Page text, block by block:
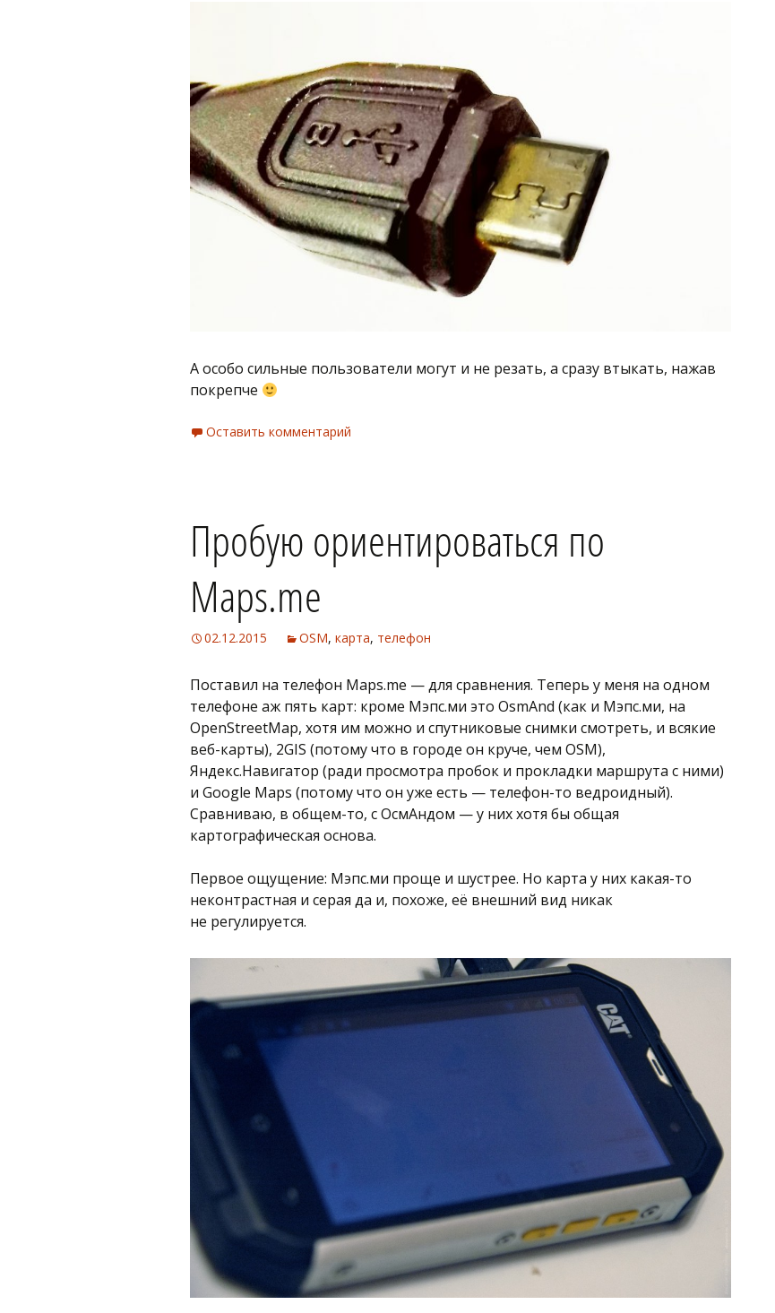
А особо сильные пользователи могут и не резать, а сразу втыкать, нажав
покрепче
Оставить комментарий
Пробую ориентироваться по
Maps.me
02.12.2015 OSM, карта, телефон
Поставил на телефон Maps.me — для сравнения. Теперь у меня на одном
телефоне аж пять карт: кроме Мэпс.ми это OsmAnd (как и Мэпс.ми, на
OpenStreetMap, хотя им можно и спутниковые снимки смотреть, и всякие
веб-карты), 2GIS (потому что в городе он круче, чем OSM),
Яндекс.Навигатор (ради просмотра пробок и прокладки маршрута c ними)
и Google Maps (потому что он уже есть — телефон-то ведроидный).
Сравниваю, в общем-то, с ОсмАндом — у них хотя бы общая
картографическая основа.
Первое ощущение: Мэпс.ми проще и шустрее. Но карта у них какая-то
неконтрастная и серая да и, похоже, её внешний вид никак
не регулируется.